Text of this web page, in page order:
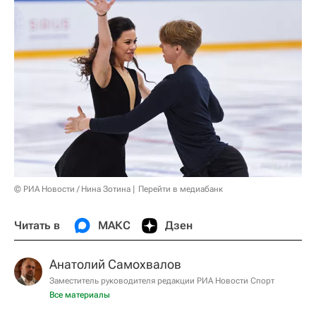
© РИА Новости / Нина Зотина Перейти в медиабанк
Читать в МАКС Дзен
Анатолий Самохвалов
Заместитель руководителя редакции РИА Новости Спорт
Все материалы